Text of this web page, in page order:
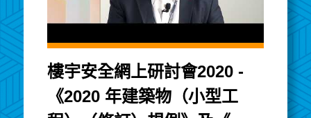
樓宇安全網上研討會2020 -
《2020 年建築物（小型工